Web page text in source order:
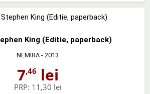
King (Editie, paperback)
NEMIRA - 2013
7,46 lei
PRP: 11,30 lei